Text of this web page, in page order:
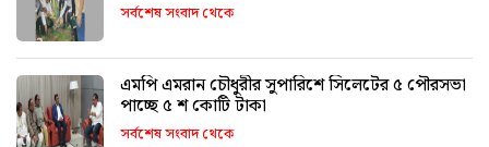
সর্বশেষ সংবাদ থেকে
এমপি এমরান চৌধুরীর সুপারিশে সিলেটের ৫ পৌরসভা
পাচ্ছে ৫ শ কোটি টাকা
সর্বশেষ সংবাদ থেকে